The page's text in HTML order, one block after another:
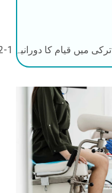
ترکی میں قیام کا دورانیہ 1-2 دن